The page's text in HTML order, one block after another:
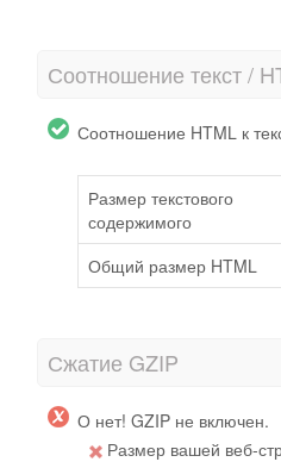
Соотношение текст /
Соотношение HTML к
Размер текстового
содержимого
Общий размер HTML
Сжатие GZIP
О нет! GZIP не включен.
Размер вашей веб-